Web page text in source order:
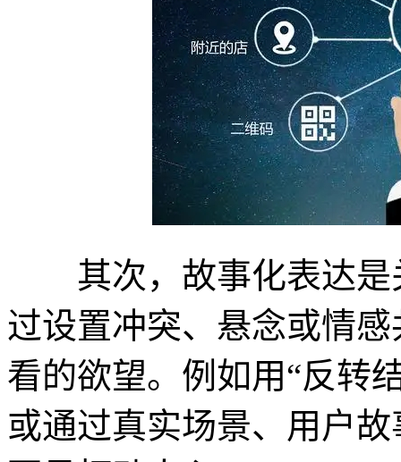
其次，故事化表达是
过设置冲突、悬念或情
看的欲望。例如用“反转
或通过真实场景、用户